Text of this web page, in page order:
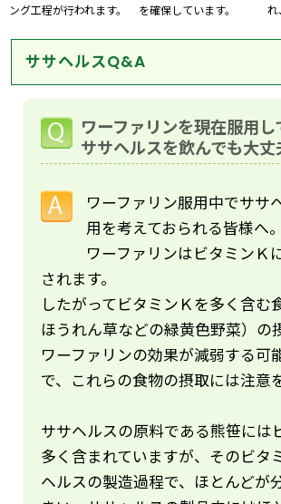
ング工程が行われます。
を確保しています。
れ
ササヘルスQ&A
ワーファリンを現在服用し
ササヘルスを飲んでも大丈
ワーファリン服用中でササ
用を考えておられる皆様へ。
ワーファリンはビタミンＫ
されます。
したがってビタミンＫを多く含む
ほうれん草などの緑黄色野菜）の
ワーファリンの効果が減弱する可
で、これらの食物の摂取には注意
ササヘルスの原料である熊笹には
多く含まれていますが、そのビタ
ヘルスの製造過程で、ほとんどが